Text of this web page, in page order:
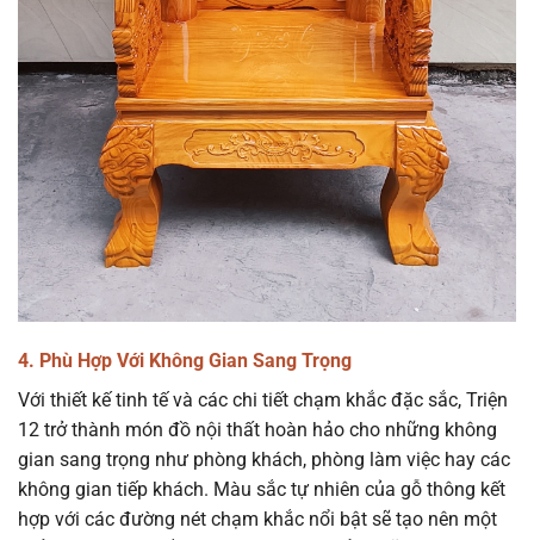
4. Phù Hợp Với Không Gian Sang Trọng
Với thiết kế tinh tế và các chi tiết chạm khắc đặc sắc, Triện
12 trở thành món đồ nội thất hoàn hảo cho những không
gian sang trọng như phòng khách, phòng làm việc hay các
không gian tiếp khách. Màu sắc tự nhiên của gỗ thông kết
hợp với các đường nét chạm khắc nổi bật sẽ tạo nên một